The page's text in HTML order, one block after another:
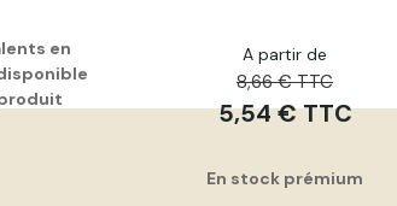
en
A partir de
8,66 € TTC
5,54 € TTC
En stock prémium